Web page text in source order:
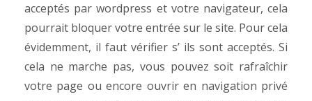
acceptés par wordpress et votre navigateur, cela
pourrait bloquer votre entrée sur le site. Pour cela
évidemment, il faut vérifier s’ ils sont acceptés. Si
cela ne marche pas, vous pouvez soit rafraîchir
votre page ou encore ouvrir en navigation privé